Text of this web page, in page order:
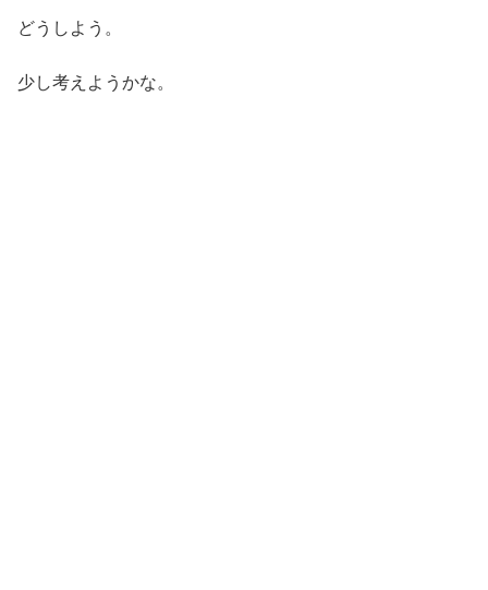
どうしよう。
少し考えようかな。